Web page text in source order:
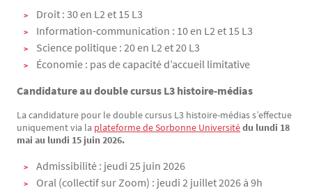
Droit : 30 en L2 et 15 L3
Information-communication : 10 en L2 et 15 L3
Science politique : 20 en L2 et 20 L3
Économie : pas de capacité d’accueil limitative
Candidature au double cursus L3 histoire-médias
La candidature pour le double cursus L3 histoire-médias s’effectue
uniquement via la plateforme de Sorbonne Universitédu lundi 18
mai au lundi 15 juin 2026.
Admissibilité : jeudi 25 juin 2026
Oral (collectif sur Zoom) : jeudi 2 juillet 2026 à 9h